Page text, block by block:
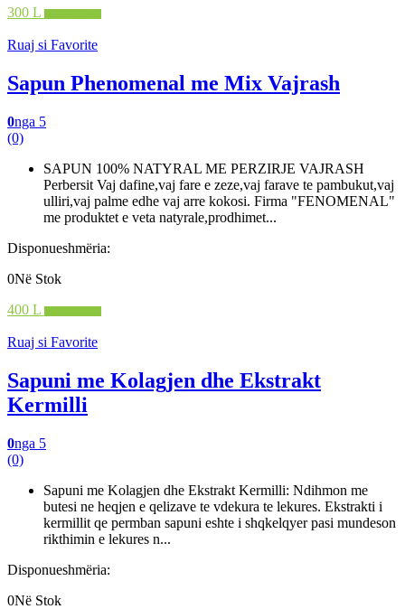
300 L
Ruaj si Favorite
Sapun Phenomenal me Mix Vajrash
0nga 5
(0)
SAPUN 100% NATYRAL ME PERZIRJE VAJRASH
Perbersit Vaj dafine,vaj fare e zeze,vaj farave te pambukut,vaj
ulliri,vaj palme edhe vaj arre kokosi. Firma "FENOMENAL"
me produktet e veta natyrale,prodhimet...
Disponueshmëria:
0Në Stok
400 L
Ruaj si Favorite
Sapuni me Kolagjen dhe Ekstrakt
Kermilli
0nga 5
(0)
Sapuni me Kolagjen dhe Ekstrakt Kermilli: Ndihmon me
butesi ne heqjen e qelizave te vdekura te lekures. Ekstrakti i
kermillit qe permban sapuni eshte i shqkelqyer pasi mundeson
rikthimin e lekures n...
Disponueshmëria:
0Në Stok